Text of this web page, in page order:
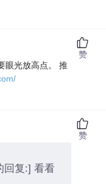
眼光放高点。 推
赞
回复:] 看看
赞